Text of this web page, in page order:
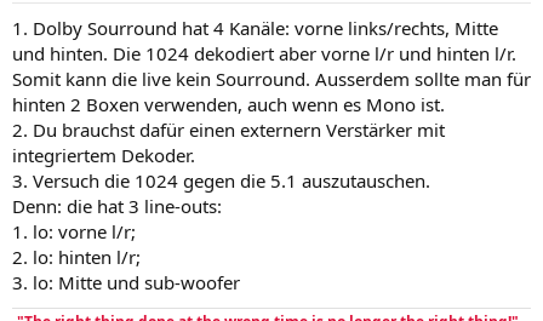
1. Dolby Sourround hat 4 Kanäle: vorne links/rechts, Mitte
und hinten. Die 1024 dekodiert aber vorne l/r und hinten l/r.
Somit kann die live kein Sourround. Ausserdem sollte man für
hinten 2 Boxen verwenden, auch wenn es Mono ist.
2. Du brauchst dafür einen externern Verstärker mit
integriertem Dekoder.
3. Versuch die 1024 gegen die 5.1 auszutauschen.
Denn: die hat 3 line-outs:
1. lo: vorne l/r;
2. lo: hinten l/r;
3. lo: Mitte und sub-woofer